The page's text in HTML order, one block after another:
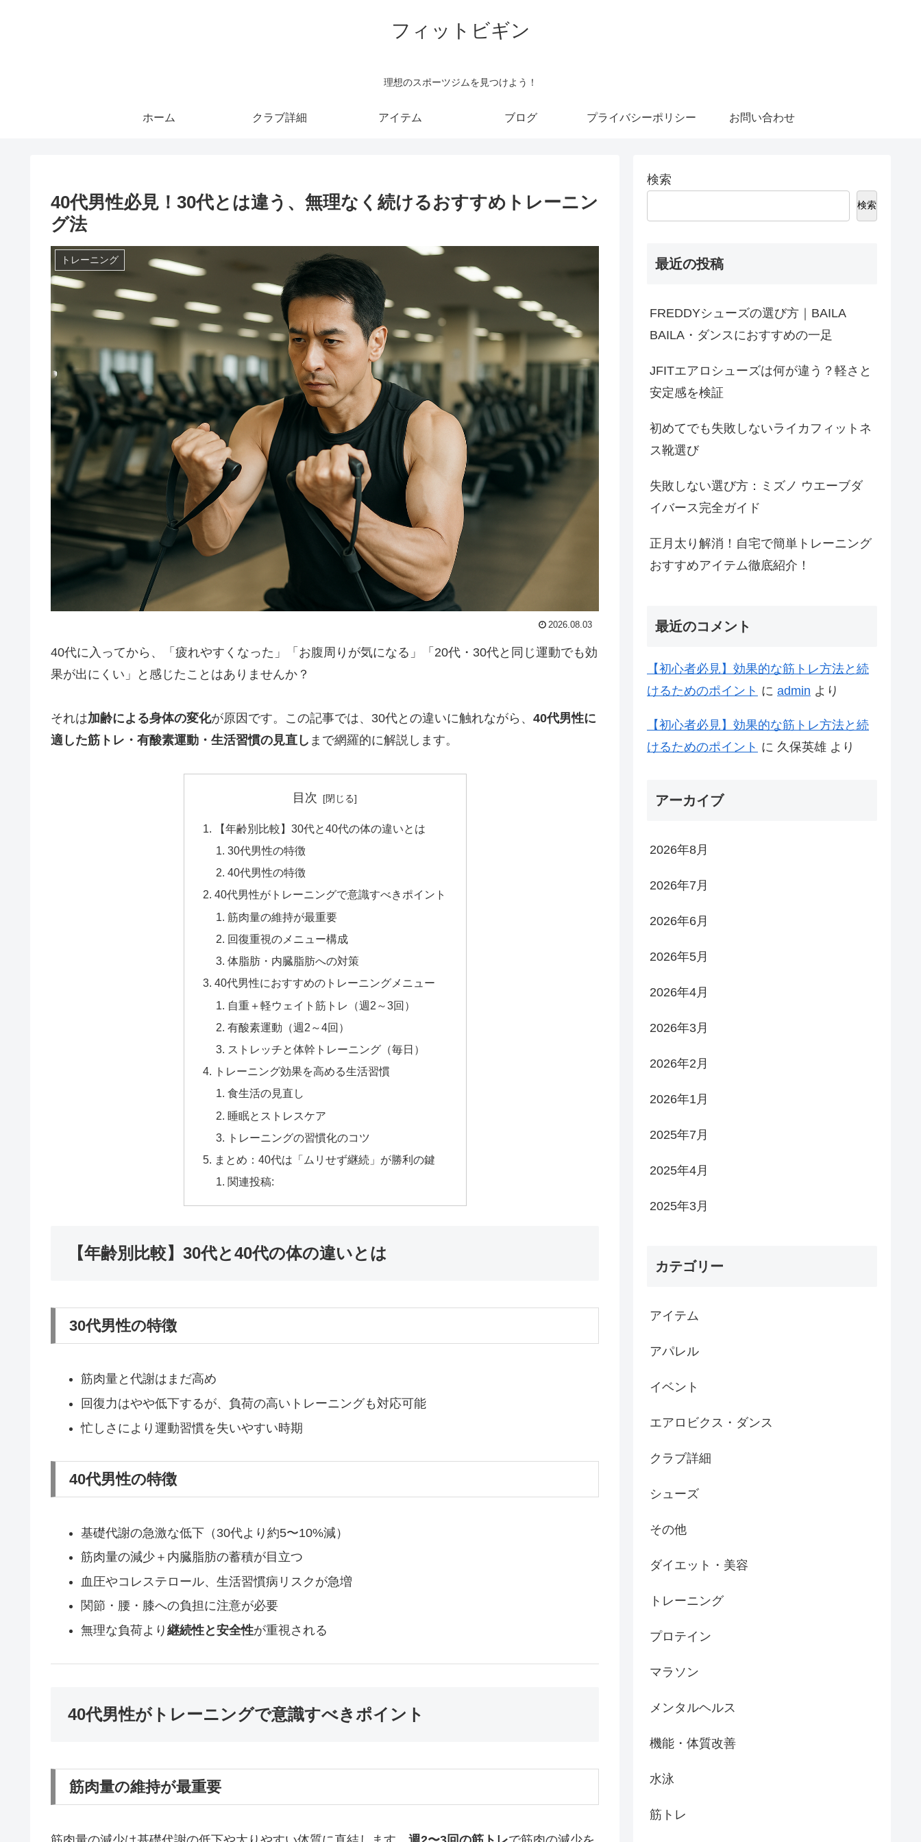
フィットビギン
理想のスポーツジムを見つけよう！
ホーム クラブ詳細 アイテム ブログ プライバシーポリシー お問い合わせ
40代男性必見！30代とは違う、無理なく続けるおすすめトレーニン
グ法
トレーニング
2026.08.03
40代に入ってから、「疲れやすくなった」「お腹周りが気になる」「20代・30代と同じ運動でも効
果が出にくい」と感じたことはありませんか？
それは加齢による身体の変化が原因です。この記事では、30代との違いに触れながら、 40代男性に
適した筋トレ・有酸素運動・生活習慣の見直し まで網羅的に解説します。
目次
【年齢別比較】30代と40代の体の違いとは
30代男性の特徴
40代男性の特徴
40代男性がトレーニングで意識すべきポイント
筋肉量の維持が最重要
回復重視のメニュー構成
体脂肪・内臓脂肪への対策
40代男性におすすめのトレーニングメニュー
自重＋軽ウェイト筋トレ（週2～3回）
有酸素運動（週2～4回）
ストレッチと体幹トレーニング（毎日）
トレーニング効果を高める生活習慣
食生活の見直し
睡眠とストレスケア
トレーニングの習慣化のコツ
まとめ：40代は「ムリせず継続」が勝利の鍵
関連投稿:
【年齢別比較】30代と40代の体の違いとは
30代男性の特徴
筋肉量と代謝はまだ高め
回復力はやや低下するが、負荷の高いトレーニングも対応可能
忙しさにより運動習慣を失いやすい時期
40代男性の特徴
基礎代謝の急激な低下（30代より約5〜10%減）
筋肉量の減少＋内臓脂肪の蓄積が目立つ
血圧やコレステロール、生活習慣病リスクが急増
関節・腰・膝への負担に注意が必要
無理な負荷より 継続性と安全性が重視される
40代男性がトレーニングで意識すべきポイント
筋肉量の維持が最重要
検索
検索
最近の投稿
FREDDYシューズの選び方｜BAILA
BAILA・ダンスにおすすめの一足
JFITエアロシューズは何が違う？軽さと
安定感を検証
初めてでも失敗しないライカフィットネ
ス靴選び
失敗しない選び方：ミズノ ウエーブダ
イバース完全ガイド
正月太り解消！自宅で簡単トレーニング
おすすめアイテム徹底紹介！
最近のコメント
【初心者必見】効果的な筋トレ方法と続
けるためのポイント に admin より
【初心者必見】効果的な筋トレ方法と続
けるためのポイント に 久保英雄 より
アーカイブ
2026年8月
2026年7月
2026年6月
2026年5月
2026年4月
2026年3月
2026年2月
2026年1月
2025年7月
2025年4月
2025年3月
カテゴリー
アイテム
アパレル
イベント
エアロビクス・ダンス
クラブ詳細
シューズ
その他
ダイエット・美容
トレーニング
プロテイン
マラソン
メンタルヘルス
機能・体質改善
水泳
筋トレ